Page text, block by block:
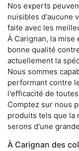
Nos experts
nuisibles d'aucune
faite avec les
À Carignan, la
bonne qualité
actuellement la
Nous sommes
performant contre
l'efficacité de
Comptez sur nous
produits tels que la
serons d'une
À Carignan des